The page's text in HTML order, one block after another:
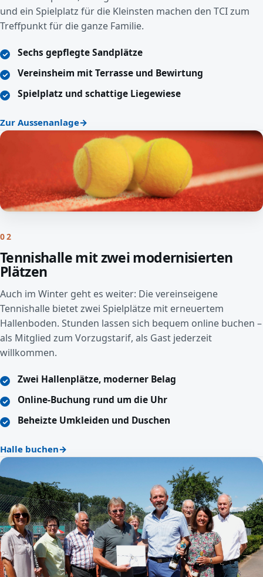
und ein Spielplatz für die Kleinsten machen den TCI zum
Treffpunkt für die ganze Familie.
Sechs gepflegte Sandplätze
Vereinsheim mit Terrasse und Bewirtung
Spielplatz und schattige Liegewiese
Zur Aussenanlage
02
Tennishalle mit zwei modernisierten
Plätzen
Auch im Winter geht es weiter: Die vereinseigene
Tennishalle bietet zwei Spielplätze mit erneuertem
Hallenboden. Stunden lassen sich bequem online buchen –
als Mitglied zum Vorzugstarif, als Gast jederzeit
willkommen.
Zwei Hallenplätze, moderner Belag
Online-Buchung rund um die Uhr
Beheizte Umkleiden und Duschen
Halle buchen